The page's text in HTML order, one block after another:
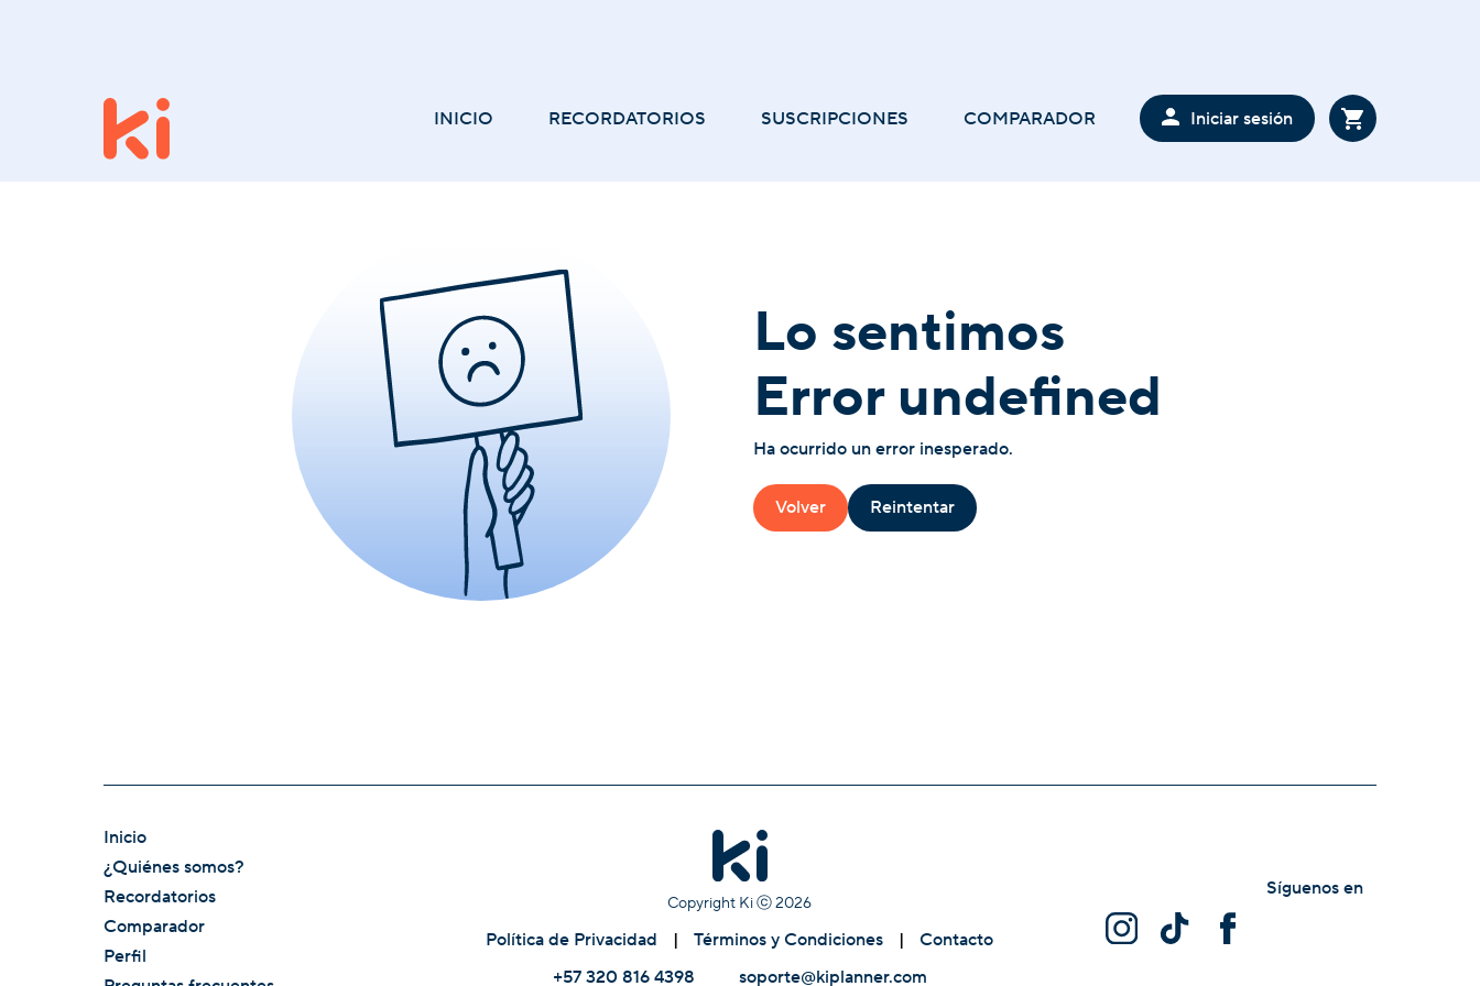
INICIO RECORDATORIOS SUSCRIPCIONES COMPARADOR Iniciar sesión
Lo sentimos
Error undefined
Ha ocurrido un error inesperado.
Volver Reintentar
Inicio
¿Quiénes somos?
Recordatorios
Comparador
Perfil
Copyright Ki ⓒ2026
Política de Privacidad | Términos y Condiciones |
Contacto
+57 320 816 4398
soporte@kiplanner.com
Síguenos en